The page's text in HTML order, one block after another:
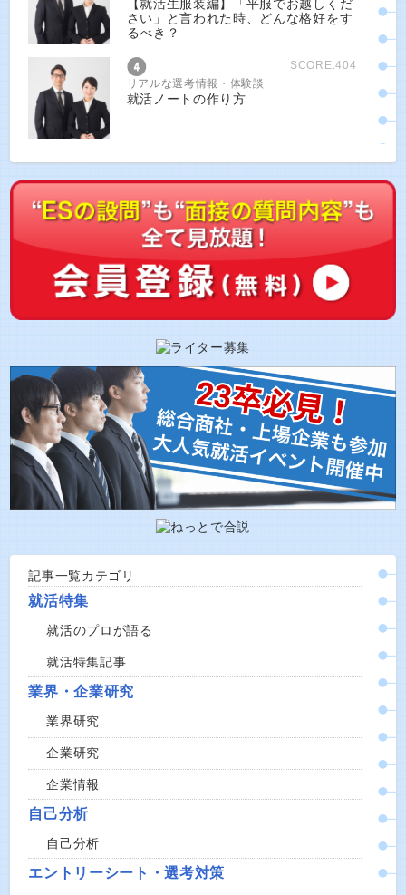
【就活生服装編】「平服でお越しくだ
さい」と言われた時、どんな格好をす
るべき？
SCORE:404
リアルな選考情報・体験談
就活ノートの作り方
記事一覧カテゴリ
就活特集
就活のプロが語る
就活特集記事
業界・企業研究
業界研究
企業研究
企業情報
自己分析
自己分析
エントリーシート・選考対策